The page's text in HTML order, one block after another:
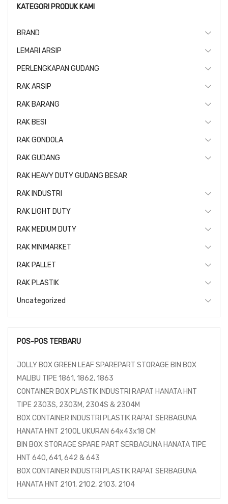
KATEGORI PRODUK KAMI
BRAND
LEMARI ARSIP
PERLENGKAPAN GUDANG
RAK ARSIP
RAK BARANG
RAK BESI
RAK GONDOLA
RAK GUDANG
RAK HEAVY DUTY GUDANG BESAR
RAK INDUSTRI
RAK LIGHT DUTY
RAK MEDIUM DUTY
RAK MINIMARKET
RAK PALLET
RAK PLASTIK
Uncategorized
POS-POS TERBARU
JOLLY BOX GREEN LEAF SPAREPART STORAGE BIN BOX
MALIBU TIPE 1861, 1862, 1863
CONTAINER BOX PLASTIK INDUSTRI RAPAT HANATA HNT
TIPE 2303S, 2303M, 2304S & 2304M
BOX CONTAINER INDUSTRI PLASTIK RAPAT SERBAGUNA
HANATA HNT 2100L UKURAN 64x43x18 CM
BIN BOX STORAGE SPARE PART SERBAGUNA HANATA TIPE
HNT 640, 641, 642 & 643
BOX CONTAINER INDUSTRI PLASTIK RAPAT SERBAGUNA
HANATA HNT 2101, 2102, 2103, 2104